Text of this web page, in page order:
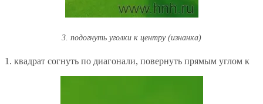
3. подогнуть уголки к центру (изнанка)
1. квадрат согнуть по диагонали, повернуть прямым углом к